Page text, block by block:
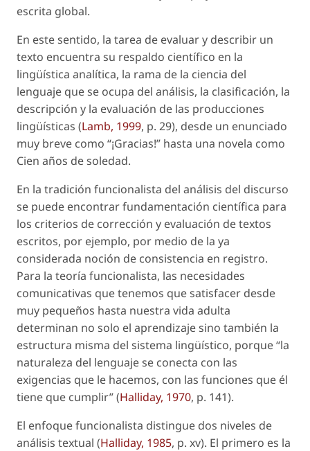
escrita global.
En este sentido, la tarea de evaluar y describir un
texto encuentra su respaldo científico en la
lingüística analítica, la rama de la ciencia del
lenguaje que se ocupa del análisis, la clasificación, la
descripción y la evaluación de las producciones
lingüísticas (Lamb, 1999, p. 29), desde un enunciado
muy breve como “¡Gracias!” hasta una novela como
Cien años de soledad.
En la tradición funcionalista del análisis del discurso
se puede encontrar fundamentación científica para
los criterios de corrección y evaluación de textos
escritos, por ejemplo, por medio de la ya
considerada noción de consistencia en registro.
Para la teoría funcionalista, las necesidades
comunicativas que tenemos que satisfacer desde
muy pequeños hasta nuestra vida adulta
determinan no solo el aprendizaje sino también la
estructura misma del sistema lingüístico, porque “la
naturaleza del lenguaje se conecta con las
exigencias que le hacemos, con las funciones que él
tiene que cumplir” (Halliday, 1970, p. 141).
El enfoque funcionalista distingue dos niveles de
análisis textual (Halliday, 1985, p. xv). El primero es la